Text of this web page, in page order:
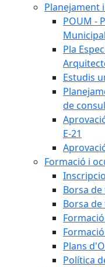
Planejament
POUM -
Pla
Estudis
de
E-21
Formació i
Borsa
Borsa
Plans
Política